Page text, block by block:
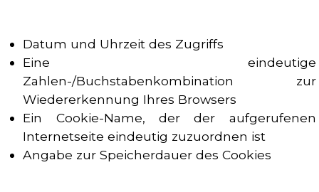
Datum und Uhrzeit des Zugriffs
Eine eindeutige
Zahlen-/Buchstabenkombination zur
Wiedererkennung Ihres Browsers
Ein Cookie-Name, der der aufgerufenen
Internetseite eindeutig zuzuordnen ist
Angabe zur Speicherdauer des Cookies